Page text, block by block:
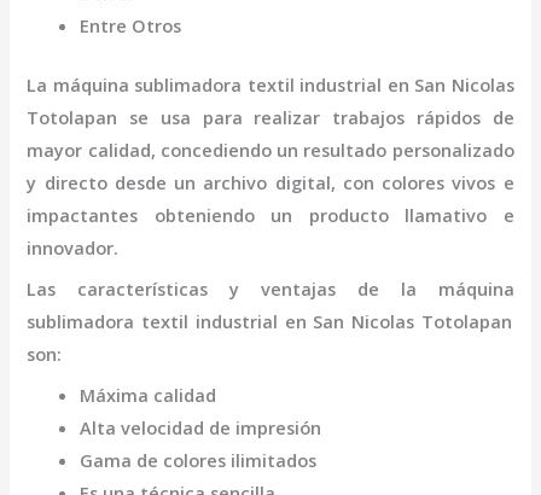
Entre Otros
La máquina sublimadora textil industrial en San Nicolas
Totolapan se usa para realizar trabajos rápidos de
mayor calidad, concediendo un resultado personalizado
y directo desde un archivo digital, con colores vivos e
impactantes obteniendo un producto llamativo e
innovador.
Las características y ventajas de la máquina
sublimadora textil industrial en San Nicolas Totolapan
son:
Máxima calidad
Alta velocidad de impresión
Gama de colores ilimitados